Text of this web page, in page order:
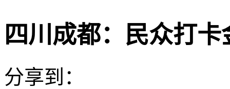
四川成都：民众打
分享到：